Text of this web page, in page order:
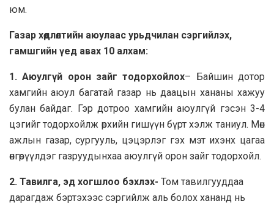
юм.
Газар хөдлөлтийн аюулаас урьдчилан сэргийлэх,
гамшгийн үед авах 10 алхам:
1. Аюулгүй орон зайг тодорхойлох– Байшин дотор
хамгийн аюул багатай газар нь даацын хананы хажуу
булан байдаг. Гэр дотроо хамгийн аюулгүй гэсэн 3-4
цэгийг тодорхойлж өрхийн гишүүн бүрт хэлж таниул. Мөн
ажлын газар, сургууль, цэцэрлэг гэх мэт ихэнх цагаа
өнгөрүүлдэг газруудынхаа аюулгүй орон зайг тодорхойл.
2. Тавилга, эд хогшлоо бэхлэх- Том тавилгууддаа
дарагдаж бэртэхээс сэргийлж аль болох хананд нь